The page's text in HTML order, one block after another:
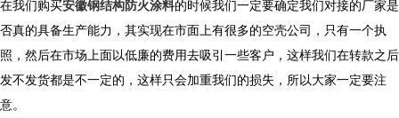
在我们购买安徽钢结构防火涂料的时候我们一定要确定我们对接的厂家是
否真的具备生产能力，其实现在市面上有很多的空壳公司，只有一个执
照，然后在市场上面以低廉的费用去吸引一些客户，这样我们在转款之后
发不发货都是不一定的，这样只会加重我们的损失，所以大家一定要注
意。